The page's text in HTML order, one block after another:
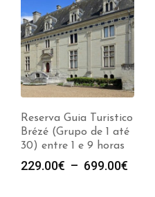
Reserva Guia Turistico
Brézé (Grupo de 1 até
30) entre 1 e 9 horas
229.00€ – 699.00€